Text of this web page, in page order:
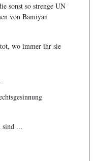
sonst so strenge UN
von Bamiyan
wo immer ihr sie
sind ...